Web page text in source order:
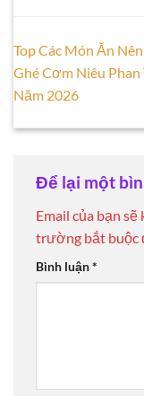
Top Các Món Ăn
Ghé Cơm Niêu
Năm 2026
Để lại một
Email của bạn
trường bắt buộc
Bình luận*